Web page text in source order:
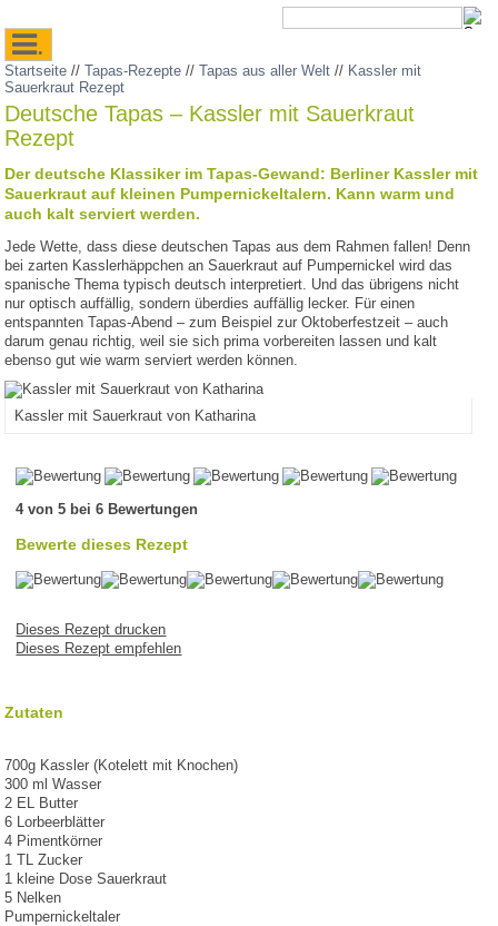
.
Startseite //Tapas-Rezepte //Tapas aus aller Welt // Kassler mit
Sauerkraut Rezept
Deutsche Tapas – Kassler mit Sauerkraut
Rezept
Der deutsche Klassiker im Tapas-Gewand: Berliner Kassler mit
Sauerkraut auf kleinen Pumpernickeltalern. Kann warm und
auch kalt serviert werden.
Jede Wette, dass diese deutschen Tapas aus dem Rahmen fallen! Denn
bei zarten Kasslerhäppchen an Sauerkraut auf Pumpernickel wird das
spanische Thema typisch deutsch interpretiert. Und das übrigens nicht
nur optisch auffällig, sondern überdies auffällig lecker. Für einen
entspannten Tapas-Abend – zum Beispiel zur Oktoberfestzeit – auch
darum genau richtig, weil sie sich prima vorbereiten lassen und kalt
ebenso gut wie warm serviert werden können.
Kassler mit Sauerkraut von Katharina
4 von 5 bei 6 Bewertungen
Bewerte dieses Rezept
Dieses Rezept drucken
Dieses Rezept empfehlen
Zutaten
700g Kassler (Kotelett mit Knochen)
300 ml Wasser
2 EL Butter
6 Lorbeerblätter
4 Pimentkörner
1 TL Zucker
1 kleine Dose Sauerkraut
5 Nelken
Pumpernickeltaler